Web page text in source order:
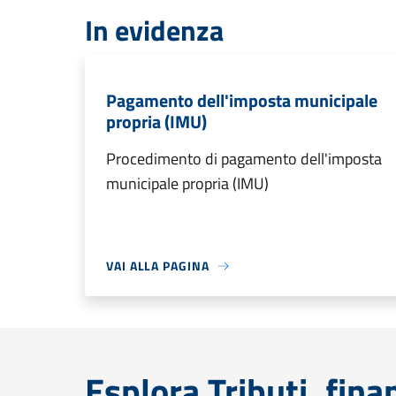
In evidenza
Pagamento dell'imposta municipale
propria (IMU)
Procedimento di pagamento dell'imposta
municipale propria (IMU)
VAI ALLA PAGINA